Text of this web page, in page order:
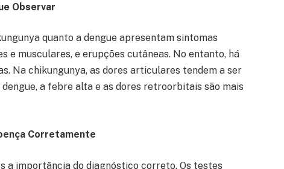
Observar
quanto a dengue apresentam sintomas
e musculares, e erupções cutâneas. No entanto, há
Na chikungunya, as dores articulares tendem a ser
a febre alta e as dores retroorbitais são mais
Corretamente
a importância do diagnóstico correto. Os testes